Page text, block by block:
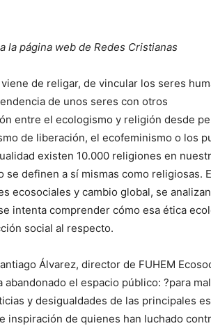
la página web de Redes Cristianas
de religar, de vincular los seres
de unos seres con otros
entre el ecologismo y religión desde
de liberación, el ecofeminismo o los
existen 10.000 religiones en
se definen a sí mismas como religiosas.
ecosociales y cambio global, se
intenta comprender cómo esa ética
social al respecto.
Álvarez, director de FUHEM
abandonado el espacio público: ?para
y desigualdades de las principales
inspiración de quienes han luchado